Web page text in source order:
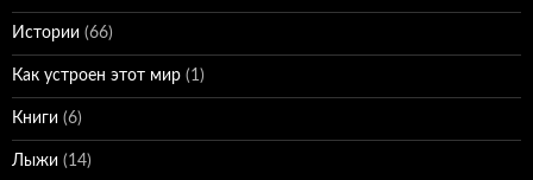
Истории (66)
Как устроен этот мир (1)
Книги (6)
Лыжи (14)